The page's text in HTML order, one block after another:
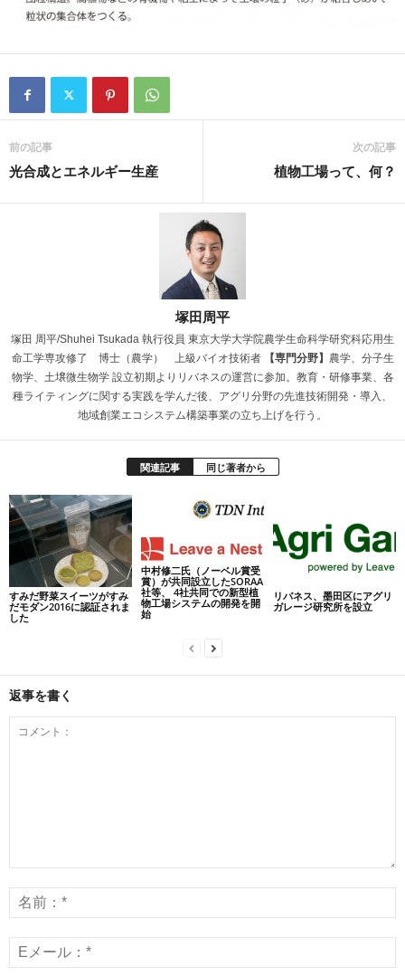
前の記事
光合成とエネルギー生産
次の記事
植物工場って、何？
塚田周平
塚田 周平/Shuhei Tsukada 執行役員 東京大学大学院農学生命科学研究科応用生
命工学専攻修了 博士（農学） 上級バイオ技術者
【専門分野】
農学、分子生
物学、土壌微生物学 設立初期よりリバネスの運営に参加。教育・研修事業、各
種ライティングに関する実践を学んだ後、アグリ分野の先進技術開発・導入、
地域創業エコシステム構築事業の立ち上げを行う。
関連記事 同じ著者から
すみだ野菜スイーツがすみ
だモダン2016に認証されま
した
中村修二氏（ノーベル賞受
賞）が共同設立したSORAA
社等、 4社共同での新型植
物工場システムの開発を開
始
リバネス、墨田区にアグリ
ガレージ研究所を設立
返事を書く